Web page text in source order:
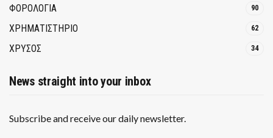
ΦΟΡΟΛΟΓΙΑ 90
ΧΡΗΜΑΤΙΣΤΗΡΙΟ 62
ΧΡΥΣΟΣ 34
News straight into your inbox
Subscribe and receive our daily newsletter.